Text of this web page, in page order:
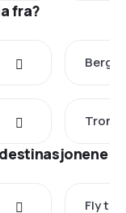
fra?
Fly til